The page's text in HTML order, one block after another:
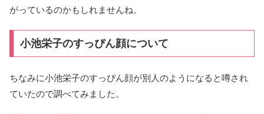
がっているのかもしれませんね。
小池栄子のすっぴん顔について
ちなみに小池栄子のすっぴん顔が別人のようになると噂され
ていたので調べてみました。